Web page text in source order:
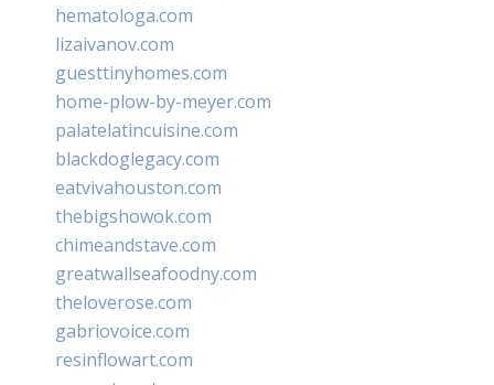
hematologa.com
lizaivanov.com
guesttinyhomes.com
home-plow-by-meyer.com
palatelatincuisine.com
blackdoglegacy.com
eatvivahouston.com
thebigshowok.com
chimeandstave.com
greatwallseafoodny.com
theloverose.com
gabriovoice.com
resinflowart.com